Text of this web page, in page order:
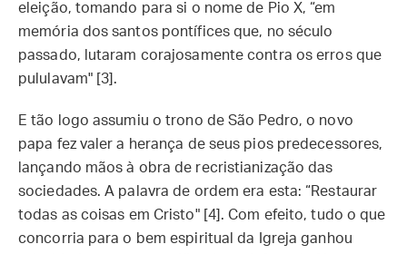
eleição, tomando para si o nome de Pio X, “em
memória dos santos pontífices que, no século
passado, lutaram corajosamente contra os erros que
pululavam" [3].
E tão logo assumiu o trono de São Pedro, o novo
papa fez valer a herança de seus pios predecessores,
lançando mãos à obra de recristianização das
sociedades. A palavra de ordem era esta: “Restaurar
todas as coisas em Cristo" [4]. Com efeito, tudo o que
concorria para o bem espiritual da Igreja ganhou